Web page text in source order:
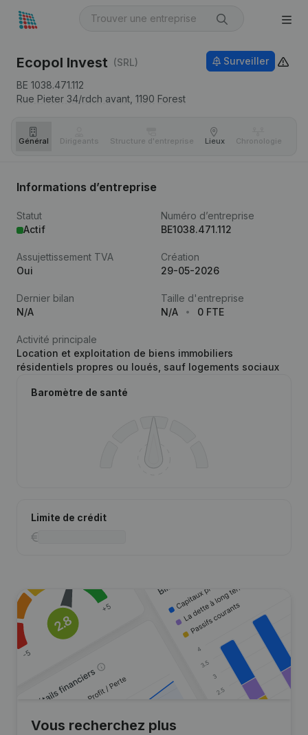
Ecopol Invest (SRL)
BE 1038.471.112
Rue Pieter 34/rdch avant, 1190 Forest
Surveiller
Général Dirigeants Structure d'entreprise Lieux Chronologie
Informations d’entreprise
Statut
Actif
Numéro d’entreprise
BE1038.471.112
Assujettissement TVA
Oui
Création
29-05-2026
Dernier bilan
N/A
Taille d'entreprise
N/A
0 FTE
Activité principale
Location et exploitation de biens immobiliers
résidentiels propres ou loués, sauf logements sociaux
Baromètre de santé
Limite de crédit
Vous recherchez plus